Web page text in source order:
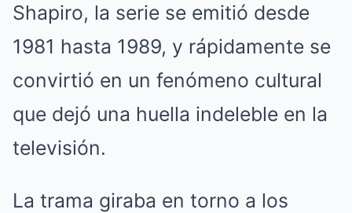
Shapiro, la serie se emitió desde
1981 hasta 1989, y rápidamente se
convirtió en un fenómeno cultural
que dejó una huella indeleble en la
televisión.
La trama giraba en torno a los